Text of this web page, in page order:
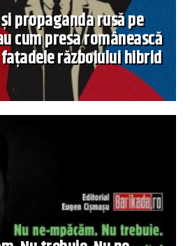
propaganda rusă pe
cum presa românească
războiului hibrid